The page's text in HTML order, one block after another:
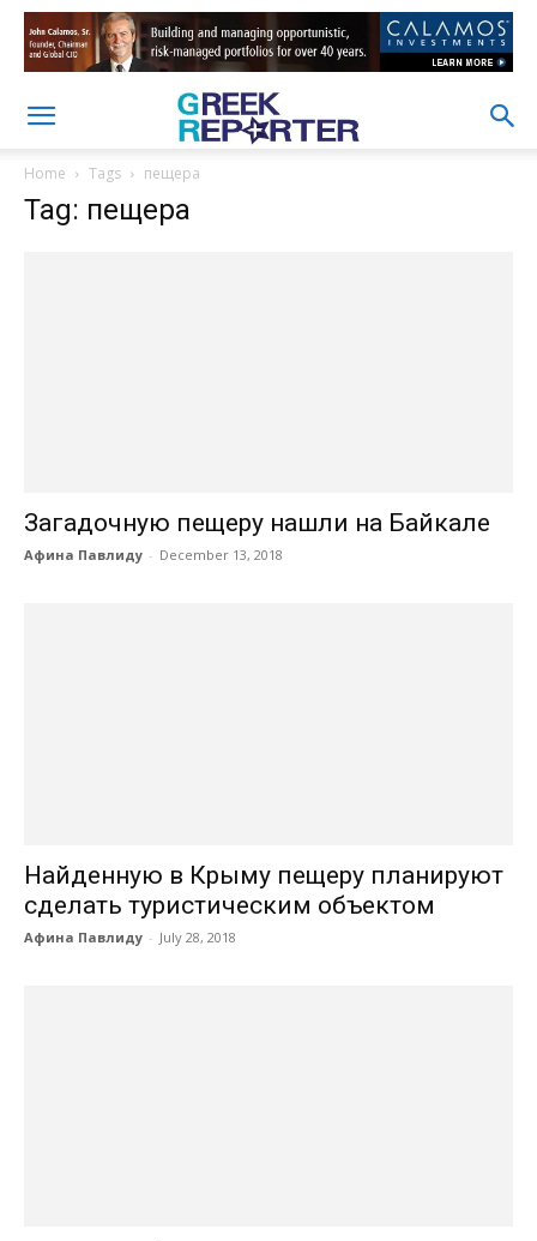
Home Tags пещера
Tag: пещера
Загадочную пещеру нашли на Байкале
Афина Павлиду - December 13, 2018
Найденную в Крыму пещеру планируют
сделать туристическим объектом
Афина Павлиду - July 28, 2018